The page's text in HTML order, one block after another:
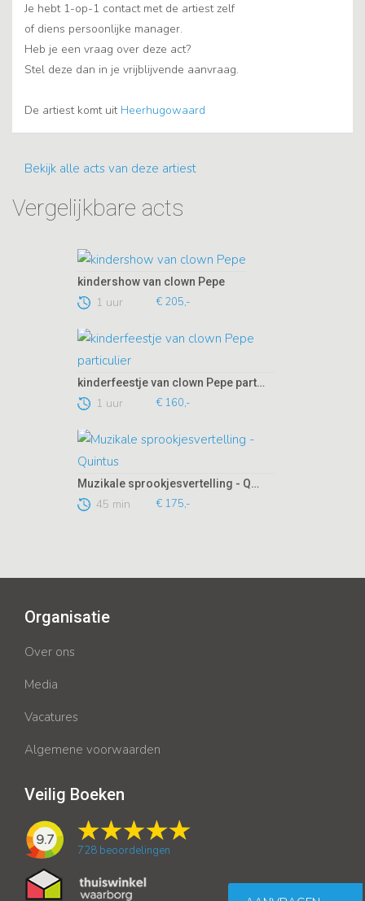
Je hebt 1-op-1 contact met de artiest zelf
of diens persoonlijke manager.
Heb je een vraag over deze act?
Stel deze dan in je vrijblijvende aanvraag.
De artiest komt uit Heerhugowaard
Bekijk alle acts van deze artiest
Vergelijkbare acts
kindershow van clown Pepe
1 uur € 205,-
kinderfeestje van clown Pepe particulier
1 uur € 160,-
Muzikale sprookjesvertelling - Quintus
45 min € 175,-
Organisatie
Over ons
Media
Vacatures
Algemene voorwaarden
Veilig Boeken
9.7
728 beoordelingen